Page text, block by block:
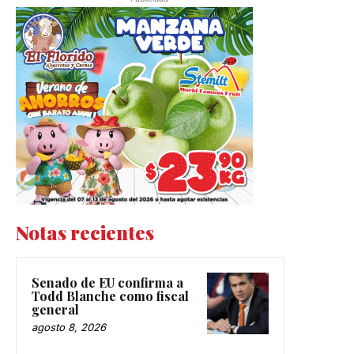
Notas recientes
Senado de EU confirma a
Todd Blanche como fiscal
general
agosto 8, 2026